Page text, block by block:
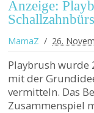
Anzeige:
MamaZ 26.
Playbrush wurde
mit der
vermitteln. Das
Zusammenspiel